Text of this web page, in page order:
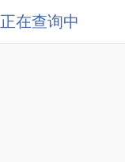
正在查询中